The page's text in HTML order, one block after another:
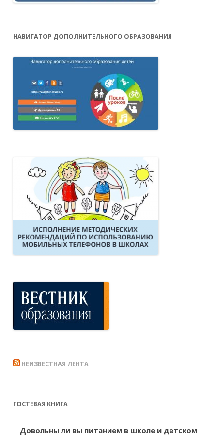
НАВИГАТОР ДОПОЛНИТЕЛЬНОГО ОБРАЗОВАНИЯ
НЕИЗВЕСТНАЯ ЛЕНТА
ГОСТЕВАЯ КНИГА
Довольны ли вы питанием в школе и детском